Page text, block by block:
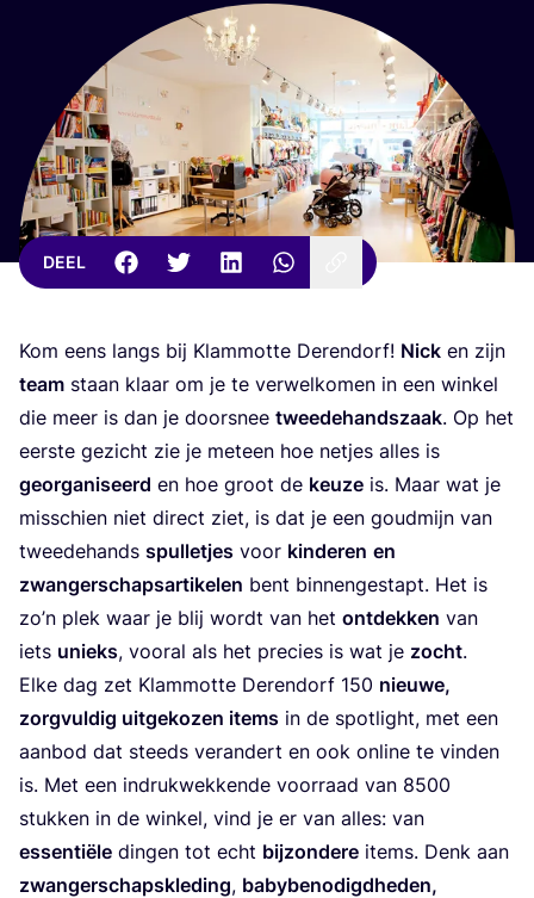
DEEL
Kom eens langs bij Klam­mot­te Deren­dorf! Nick en zijn
team staan klaar om je te ver­wel­ko­men in een win­kel
die meer is dan je door­snee twee­de­hands­zaak. Op het
eer­ste gezicht zie je met­een hoe net­jes alles is
geor­ga­ni­seerd en hoe groot de keu­ze is. Maar wat je
mis­schien niet direct ziet, is dat je een goud­mijn van
twee­de­hands spul­le­tjes voor kin­de­ren en
zwan­ger­schaps­ar­ti­ke­len bent bin­nen­ge­stapt. Het is
zo’n plek waar je blij wordt van het ont­dek­ken van
iets unieks, voor­al als het pre­cies is wat je zocht.
Elke dag zet Klam­mot­te Deren­dorf 150 nieu­we,
zorg­vul­dig uit­ge­ko­zen items in de spot­light, met een
aan­bod dat steeds ver­an­dert en ook onli­ne te vin­den
is. Met een indruk­wek­ken­de voor­raad van 8500
stuk­ken in de win­kel, vind je er van alles: van
essen­ti­ë­le din­gen tot echt bij­zon­de­re items. Denk aan
zwan­ger­schaps­kle­ding, baby­be­no­digd­he­den,